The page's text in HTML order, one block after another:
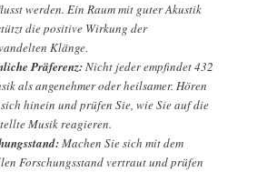
werden. Ein Raum mit guter Akustik
die positive Wirkung der
Klänge.
Präferenz:Nicht jeder empfindet 432
als angenehmer oder heilsamer. Hören
hinein und prüfen Sie, wie Sie auf die
Musik reagieren.
Machen Sie sich mit dem
Forschungsstand vertraut und prüfen